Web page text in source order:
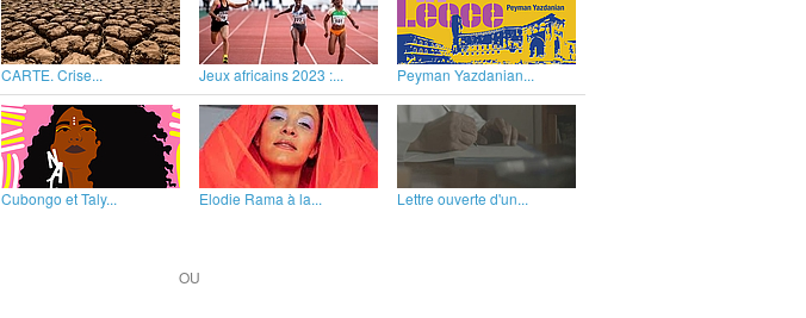
CARTE. Crise... Jeux africains 2023 :... Peyman Yazdanian...
Cubongo et Taly... Elodie Rama à la...
Lettre ouverte d'un...
OU